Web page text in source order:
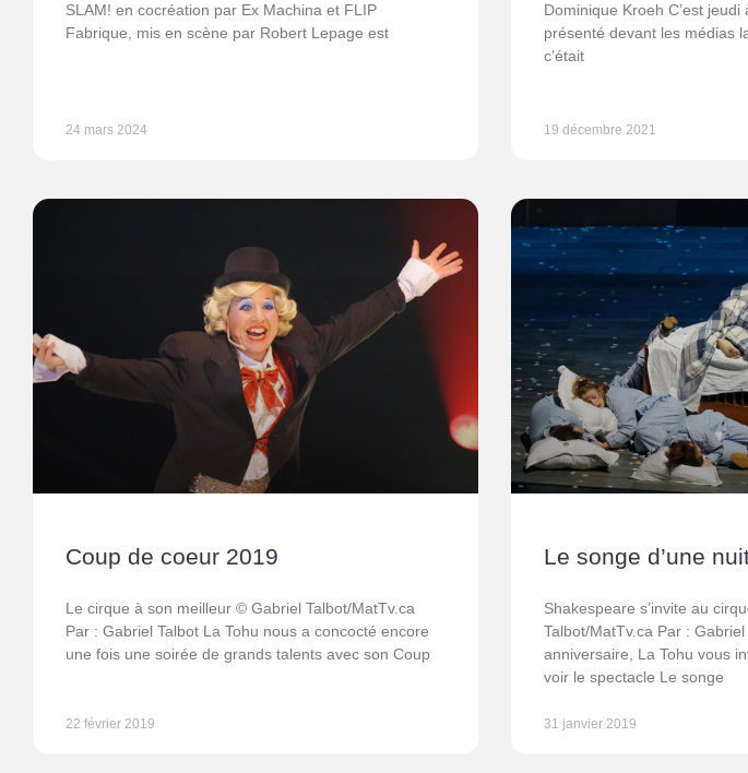
SLAM! en cocréation par Ex Machina et FLIP
Fabrique, mis en scène par Robert Lepage est
24 mars 2024
Dominique Kroeh C’est
présenté devant les médias
c’était
19 décembre 2021
Coup de coeur 2019
Le cirque à son meilleur © Gabriel Talbot/MatTv.ca
Par : Gabriel Talbot La Tohu nous a concocté encore
une fois une soirée de grands talents avec son Coup
22 février 2019
Le songe d’une
Shakespeare s’invite au
Talbot/MatTv.ca Par :
anniversaire, La Tohu vous
voir le spectacle Le songe
31 janvier 2019